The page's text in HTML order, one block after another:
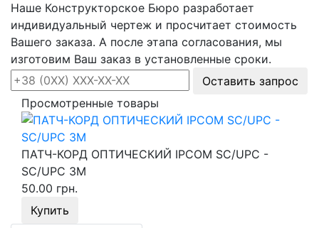
Наше Конструкторское Бюро разработает
индивидуальный чертеж и просчитает стоимость
Вашего заказа. А после этапа согласования, мы
изготовим Ваш заказ в установленные сроки.
Оставить запрос
Просмотренные товары
ПАТЧ-КОРД ОПТИЧЕСКИЙ IPCOM SC/UPC -
SC/UPC 3М
50.00 грн.
Купить